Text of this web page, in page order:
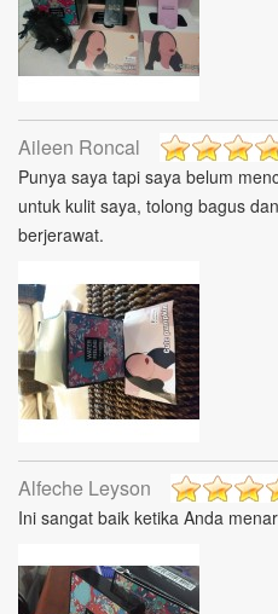
Aileen Roncal
Punya saya tapi saya belum
untuk kulit saya, tolong bagus
berjerawat.
Alfeche Leyson
Ini sangat baik ketika Anda